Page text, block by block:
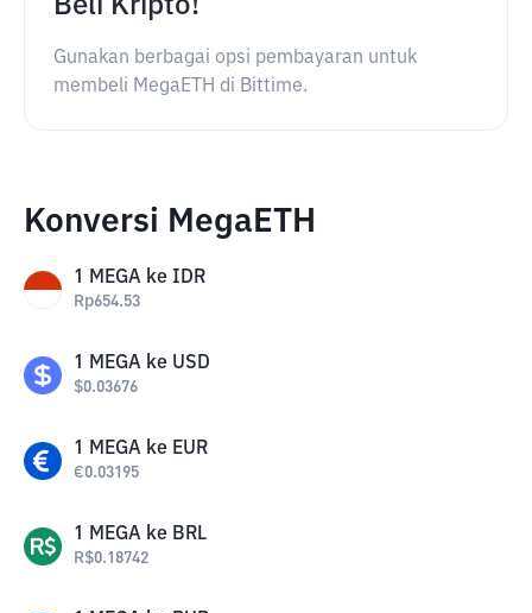
Beli Kripto!
Gunakan berbagai opsi pembayaran untuk
membeli MegaETH di Bittime.
Konversi MegaETH
1 MEGA ke IDR
Rp654.53
1 MEGA ke USD
$0.03676
1 MEGA ke EUR
€0.03195
1 MEGA ke BRL
R$0.18742